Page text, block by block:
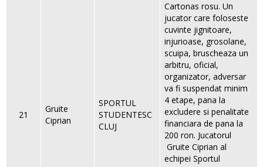
21
Gruite
Ciprian
SPORTUL
STUDENTESC
CLUJ
Cartonas rosu. Un
jucator care foloseste
cuvinte jignitoare,
injurioase, grosolane,
scuipa, bruscheaza un
arbitru, oficial,
organizator, adversar
va fi suspendat minim
4 etape, pana la
excludere si penalitate
financiara de pana la
200 ron. Jucatorul
Gruite Ciprian al
echipei Sportul